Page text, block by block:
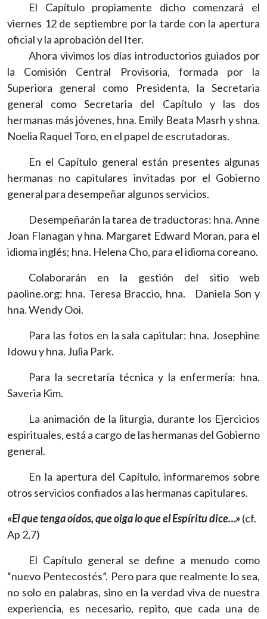
El Capítulo propiamente dicho comenzará el
viernes 12 de septiembre por la tarde con la apertura
oficial y la aprobación del Iter.
Ahora vivimos los días introductorios guiados por
la Comisión Central Provisoria, formada por la
Superiora general como Presidenta, la Secretaria
general como Secretaria del Capítulo y las dos
hermanas más jóvenes, hna. Emily Beata Masrh y shna.
Noelia Raquel Toro, en el papel de escrutadoras.
En el Capítulo general están presentes algunas
hermanas no capitulares invitadas por el Gobierno
general para desempeñar algunos servicios.
Desempeñarán la tarea de traductoras: hna. Anne
Joan Flanagan y hna. Margaret Edward Moran, para el
idioma inglés; hna. Helena Cho, para el idioma coreano.
Colaborarán en la gestión del sitio web
paoline.org: hna. Teresa Braccio, hna. Daniela Son y
hna. Wendy Ooi.
Para las fotos en la sala capitular: hna. Josephine
Idowu y hna. Julia Park.
Para la secretaría técnica y la enfermería: hna.
Saveria Kim.
La animación de la liturgia, durante los Ejercicios
espirituales, está a cargo de las hermanas del Gobierno
general.
En la apertura del Capítulo, informaremos sobre
otros servicios confiados a las hermanas capitulares.
«El que tenga oídos, que oiga lo que el Espíritu dice…»(cf.
Ap 2,7)
El Capítulo general se define a menudo como
“nuevo Pentecostés”. Pero para que realmente lo sea,
no solo en palabras, sino en la verdad viva de nuestra
experiencia, es necesario, repito, que cada una de